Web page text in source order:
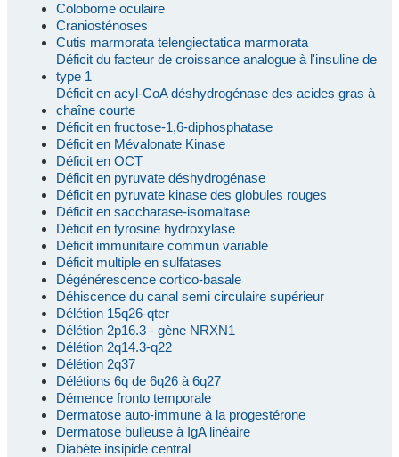
Colobome oculaire
Craniosténoses
Cutis marmorata telengiectatica marmorata
Déficit du facteur de croissance analogue à l'insuline de
type 1
Déficit en acyl-CoA déshydrogénase des acides gras à
chaîne courte
Déficit en fructose-1,6-diphosphatase
Déficit en Mévalonate Kinase
Déficit en OCT
Déficit en pyruvate déshydrogénase
Déficit en pyruvate kinase des globules rouges
Déficit en saccharase-isomaltase
Déficit en tyrosine hydroxylase
Déficit immunitaire commun variable
Déficit multiple en sulfatases
Dégénérescence cortico-basale
Déhiscence du canal semi circulaire supérieur
Délétion 15q26-qter
Délétion 2p16.3 - gène NRXN1
Délétion 2q14.3-q22
Délétion 2q37
Délétions 6q de 6q26 à 6q27
Démence fronto temporale
Dermatose auto-immune à la progestérone
Dermatose bulleuse à IgA linéaire
Diabète insipide central